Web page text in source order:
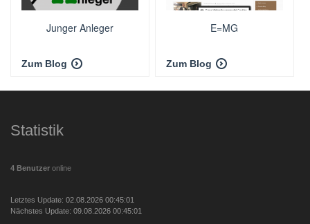
Junger Anleger
Zum Blog
E=MG
Zum Blog
Statistik
4 Benutzer online
Letztes Update: 02.08.2026 00:45:01
Nächstes Update: 09.08.2026 00:45:01